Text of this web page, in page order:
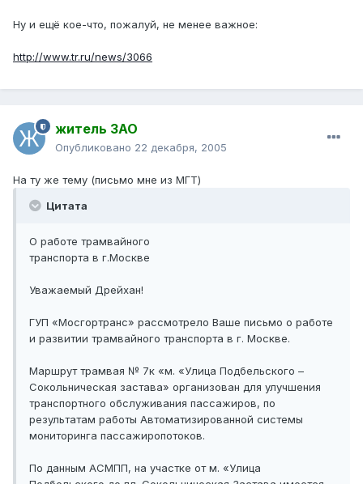
Ну и ещё кое-что, пожалуй, не менее важное:
http://www.tr.ru/news/3066
житель ЗАО
Опубликовано 22 декабря, 2005
На ту же тему (письмо мне из МГТ)
Цитата
О работе трамвайного
транспорта в г.Москве
Уважаемый Дрейхан!
ГУП «Мосгортранс» рассмотрело Ваше письмо о работе
и развитии трамвайного транспорта в г. Москве.
Маршрут трамвая № 7к «м. «Улица Подбельского –
Сокольническая застава» организован для улучшения
транспортного обслуживания пассажиров, по
результатам работы Автоматизированной системы
мониторинга пассажиропотоков.
По данным АСМПП, на участке от м. «Улица